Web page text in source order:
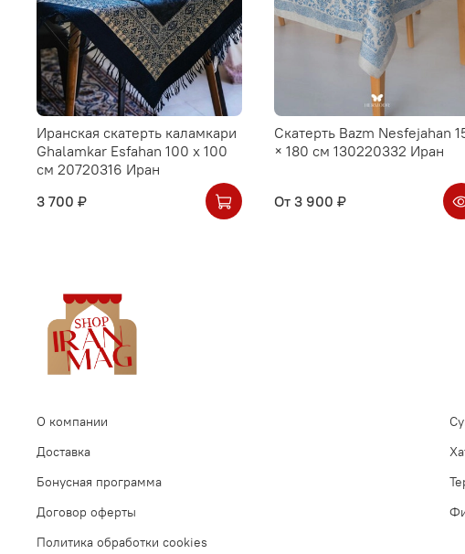
Иранская скатерть каламкари
Ghalamkar Esfahan 100 х 100
см 20720316 Иран
3 700 ₽
Скатерть Bazm Nesfejahan
× 180 см 130220332 Иран
От 3 900 ₽
О компании
Доставка
Бонусная программа
Договор оферты
Политика обработки cookies